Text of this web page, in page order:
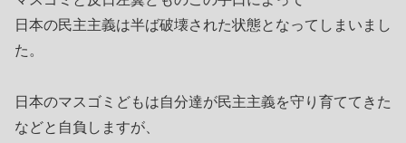
日本の民主主義は半ば破壊された状態となってしまいまし
た。
日本のマスゴミどもは自分達が民主主義を守り育ててきた
などと自負しますが、